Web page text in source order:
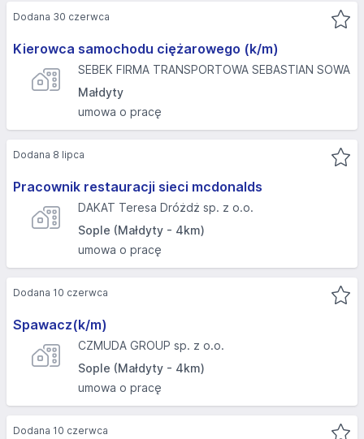
Kierowca samochodu ciężarowego (k/m)
SEBEK FIRMA TRANSPORTOWA SEBASTIAN SOWA
Małdyty
umowa o pracę
Dodana 30 czerwca
Pracownik restauracji sieci mcdonalds
DAKAT Teresa Dróżdż sp. z o.o.
Sople (Małdyty - 4km)
umowa o pracę
Dodana 8 lipca
Spawacz(k/m)
CZMUDA GROUP sp. z o.o.
Sople (Małdyty - 4km)
umowa o pracę
Dodana 10 czerwca
Dodana 10 czerwca